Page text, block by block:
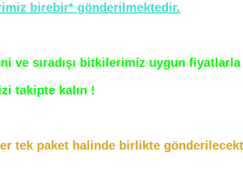
birebir* gönderilmektedir.
ve sıradışı bitkilerimiz uygun fiyatlarla
takipte kalın !
tek paket halinde birlikte